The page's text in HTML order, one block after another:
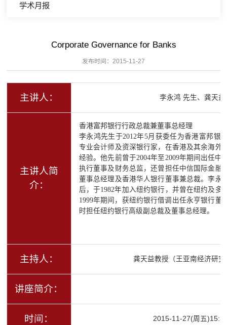
学术月报
Corporate Governance for Banks
发布时间：2015-11-27
主讲人： 李永鸿 先生、龚天
主讲人简
介：
香港富邦银行行政总裁兼董事总经理
李永鸿先生于2012年5月获委任为香港富邦银
专业会计师及资深银行家，在香港及其余海外
经验。他先前曾于2004年至2009年期间出任
执行董事及财务总监，还曾担任中信国际金融
董事总经理及香港华人银行董事兼总裁。李永
后，于1982年加入纽约银行，并曾在纽约及多
1999年期间，获纽约银行借调出任永亨银行董
时担任纽约银行高级副总裁及董事总经理。
主持人： 龚天益教授（王亚南经济研
讲座简介：
时间： 2015-11-27(周五